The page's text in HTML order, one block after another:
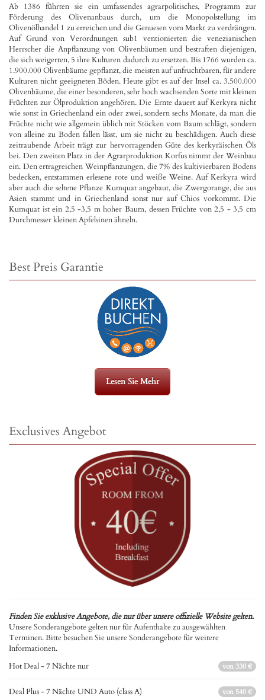
Ab 1386 führten sie ein umfassendes agrarpolitisches, Programm zur
Förderung des Olivenanbaus durch, um die Monopolstellung im
Olivenölhandel 1 zu erreichen und die Genuesen vom Markt zu verdrängen.
Auf Grund von Verordnungen sub1 ventionierten die venezianischen
Herrscher die Anpflanzung von Olivenbäumen und bestraften diejenigen,
die sich weigerten, 5 ihre Kulturen dadurch zu ersetzen. Bis 1766 wurden ca.
1.900.000 Olivenbäume gepflanzt, die meisten auf unfruchtbaren, für andere
Kulturen nicht geeigneten Böden. Heute gibt es auf der Insel ca. 3.500.000
Olivenbäume, die einer besonderen, sehr hoch wachsenden Sorte mit kleinen
Früchten zur Ölproduktion angehören. Die Ernte dauert auf Kerkyra nicht
wie sonst in Griechenland ein oder zwei, sondern sechs Monate, da man die
Früchte nicht wie allgemein üblich mit Stöcken vom Baum schlägt, sondern
von alleine zu Boden fallen lässt, um sie nicht zu beschädigen. Auch diese
zeitraubende Arbeit trägt zur hervorragenden Güte des kerkyräischen Öls
bei. Den zweiten Platz in der Agrarproduktion Korfus nimmt der Weinbau
ein. Den ertragreichen Weinpflanzungen, die 7% des kultivierbaren Bodens
bedecken, entstammen erlesene rote und weiße Weine. Auf Kerkyra wird
aber auch die seltene Pflanze Kumquat angebaut, die Zwergorange, die aus
Asien stammt und in Griechenland sonst nur auf Chios vorkommt. Die
Kumquat ist ein 2,5 -3,5 m hoher Baum, dessen Früchte von 2,5 - 3,5 cm
Durchmesser kleinen Apfelsinen ähneln.
Best Preis Garantie
Lesen Sie Mehr
Exclusives Angebot
Finden Sie exklusive Angebote, die nur über unsere offizielle Website gelten.
Unsere Sonderangebote gelten nur für Aufenthalte zu ausgewählten
Terminen. Bitte besuchen Sie unsere Sonderangebote für weitere
Informationen.
Hot Deal - 7 Nächte nur
von 330 €
Deal Plus - 7 Nächte UND Auto (class A) von 540 €